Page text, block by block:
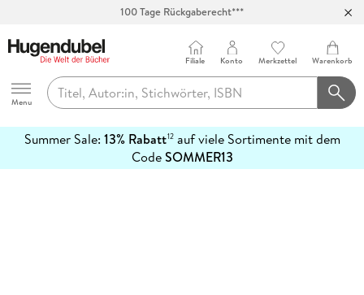
100 Tage Rückgaberecht***
Hugendubel
Menu
Filiale Konto Merkzettel Warenkorb
Summer Sale: 13% Rabatt12auf viele Sortimente mit dem
CodeSOMMER13
erfahren